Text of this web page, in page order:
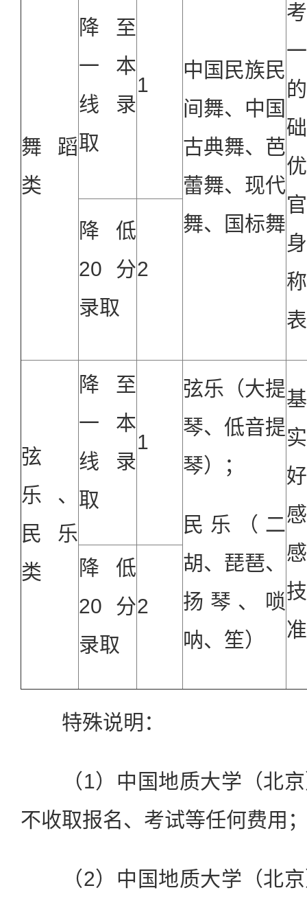
舞蹈
类
降至
一本
线录
取
1
中国民族民
间舞、中国
古典舞、芭
蕾舞、现代
舞、国标舞
降低
20 分
录取
2
弦
乐、
民乐
类
降至
一本
线录
取
1
弦乐（大提
琴、低音提
琴）；
民乐（二
胡、琵琶、
扬琴、唢
呐、笙）
降低
20 分
录取
2
特殊说明：
（1）中国地质大学（北京
不收取报名、考试等任何费用
（2）中国地质大学（北京